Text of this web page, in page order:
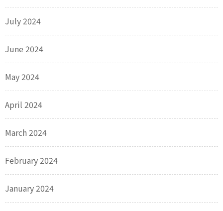
July 2024
June 2024
May 2024
April 2024
March 2024
February 2024
January 2024